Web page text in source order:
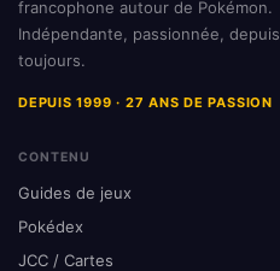
francophone autour de Pokémon.
Indépendante, passionnée, depuis
toujours.
DEPUIS 1999 · 27 ANS DE PASSION
CONTENU
Guides de jeux
Pokédex
JCC / Cartes